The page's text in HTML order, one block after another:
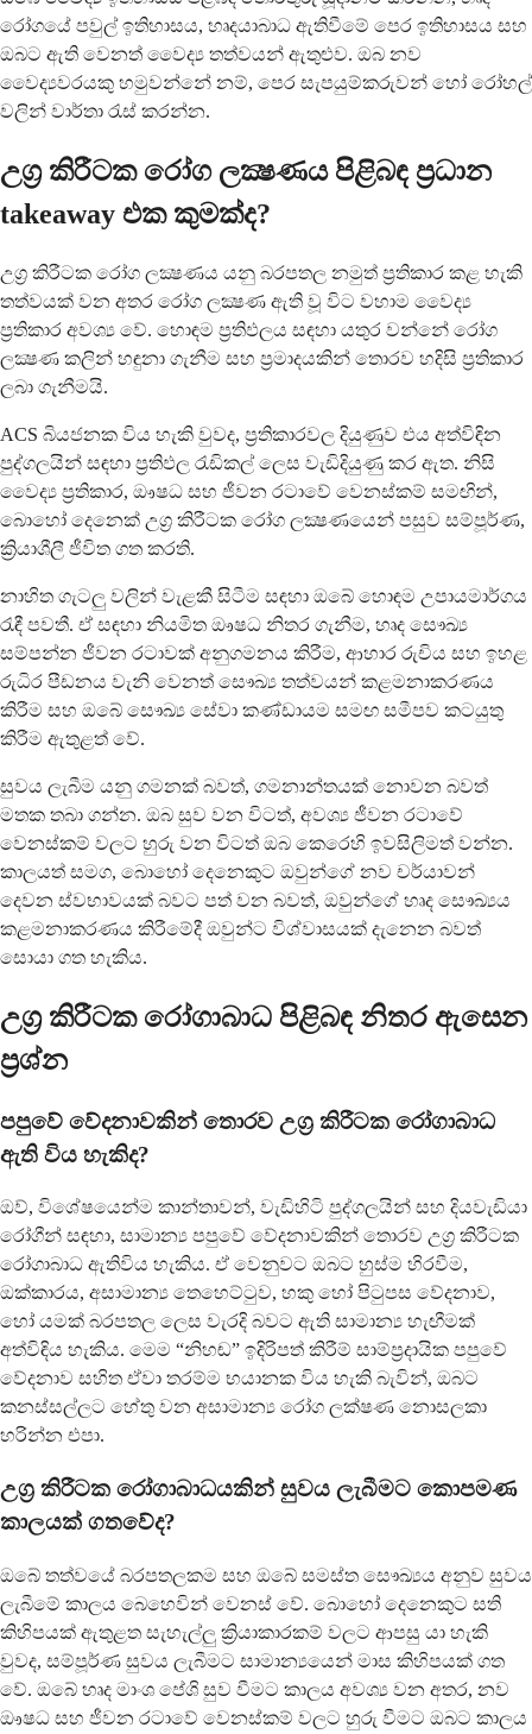
රෝගයේ පවුල් ඉතිහාසය, හෘදයාබාධ ඇතිවීමේ පෙර ඉතිහාසය සහ
ඔබට ඇති වෙනත් වෛද්‍ය තත්වයන් ඇතුළුව. ඔබ නව
වෛද්‍යවරයකු හමුවන්නේ නම්, පෙර සැපයුම්කරුවන් හෝ රෝහල්
වලින් වාර්තා රැස් කරන්න.
උග්‍ර කිරීටක රෝග ලක්‍ෂණය පිළිබඳ ප්‍රධාන
takeaway එක කුමක්ද?
උග්‍ර කිරීටක රෝග ලක්‍ෂණය යනු බරපතල නමුත් ප්‍රතිකාර කළ හැකි
තත්වයක් වන අතර රෝග ලක්‍ෂණ ඇති වූ විට වහාම වෛද්‍ය
ප්‍රතිකාර අවශ්‍ය වේ. හොඳම ප්‍රතිඵලය සඳහා යතුර වන්නේ රෝග
ලක්‍ෂණ කලින් හඳුනා ගැනීම සහ ප්‍රමාදයකින් තොරව හදිසි ප්‍රතිකාර
ලබා ගැනීමයි.
ACS බියජනක විය හැකි වුවද, ප්‍රතිකාරවල දියුණුව එය අත්විඳින
පුද්ගලයින් සඳහා ප්‍රතිඵල රැඩිකල් ලෙස වැඩිදියුණු කර ඇත. නිසි
වෛද්‍ය ප්‍රතිකාර, ඖෂධ සහ ජීවන රටාවේ වෙනස්කම් සමඟින්,
බොහෝ දෙනෙක් උග්‍ර කිරීටක රෝග ලක්‍ෂණයෙන් පසුව සම්පූර්ණ,
ක්‍රියාශීලී ජීවිත ගත කරති.
නාහිත ගැටලු වලින් වැළකී සිටීම සඳහා ඔබේ හොඳම උපායමාර්ගය
රැඳී පවතී. ඒ සඳහා නියමිත ඖෂධ නිතර ගැනීම, හෘද සෞඛ්‍ය
සම්පන්න ජීවන රටාවක් අනුගමනය කිරීම, ආහාර රුචිය සහ ඉහළ
රුධිර පීඩනය වැනි වෙනත් සෞඛ්‍ය තත්වයන් කළමනාකරණය
කිරීම සහ ඔබේ සෞඛ්‍ය සේවා කණ්ඩායම සමඟ සමීපව කටයුතු
කිරීම ඇතුළත් වේ.
සුවය ලැබීම යනු ගමනක් බවත්, ගමනාන්තයක් නොවන බවත්
මතක තබා ගන්න. ඔබ සුව වන විටත්, අවශ්‍ය ජීවන රටාවේ
වෙනස්කම් වලට හුරු වන විටත් ඔබ කෙරෙහි ඉවසිලිමත් වන්න.
කාලයත් සමග, බොහෝ දෙනෙකුට ඔවුන්ගේ නව චර්යාවන්
දෙවන ස්වභාවයක් බවට පත් වන බවත්, ඔවුන්ගේ හෘද සෞඛ්‍යය
කළමනාකරණය කිරීමේදී ඔවුන්ට විශ්වාසයක් දැනෙන බවත්
සොයා ගත හැකිය.
උග්‍ර කිරීටක රෝගාබාධ පිළිබඳ නිතර ඇසෙන
ප්‍රශ්න
පපුවේ වේදනාවකින් තොරව උග්‍ර කිරීටක රෝගාබාධ
ඇති විය හැකිද?
ඔව්, විශේෂයෙන්ම කාන්තාවන්, වැඩිහිටි පුද්ගලයින් සහ දියවැඩියා
රෝගීන් සඳහා, සාමාන්‍ය පපුවේ වේදනාවකින් තොරව උග්‍ර කිරීටක
රෝගාබාධ ඇතිවිය හැකිය. ඒ වෙනුවට ඔබට හුස්ම හිරවීම,
ඔක්කාරය, අසාමාන්‍ය තෙහෙට්ටුව, හකු හෝ පිටුපස වේදනාව,
හෝ යමක් බරපතල ලෙස වැරදි බවට ඇති සාමාන්‍ය හැඟීමක්
අත්විඳිය හැකිය. මෙම “නිහඬ” ඉදිරිපත් කිරීම් සාම්ප්‍රදායික පපුවේ
වේදනාව සහිත ඒවා තරම්ම භයානක විය හැකි බැවින්, ඔබට
කනස්සල්ලට හේතු වන අසාමාන්‍ය රෝග ලක්ෂණ නොසලකා
හරින්න එපා.
උග්‍ර කිරීටක රෝගාබාධයකින් සුවය ලැබීමට කොපමණ
කාලයක් ගතවේද?
ඔබේ තත්වයේ බරපතලකම සහ ඔබේ සමස්ත සෞඛ්‍යය අනුව සුවය
ලැබීමේ කාලය බෙහෙවින් වෙනස් වේ. බොහෝ දෙනෙකුට සති
කිහිපයක් ඇතුළත සැහැල්ලු ක්‍රියාකාරකම් වලට ආපසු යා හැකි
වුවද, සම්පූර්ණ සුවය ලැබීමට සාමාන්‍යයෙන් මාස කිහිපයක් ගත
වේ. ඔබේ හෘද මාංශ පේශි සුව වීමට කාලය අවශ්‍ය වන අතර, නව
ඖෂධ සහ ජීවන රටාවේ වෙනස්කම් වලට හුරු වීමට ඔබට කාලය